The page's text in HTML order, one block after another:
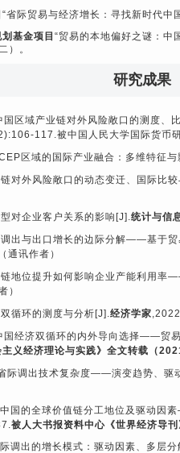
“省际贸易与经济增长：寻找新时代中
基金项目 “贸易的本地偏好之谜：中
）。
研究成果
国区域产业链对外风险敞口的测度
117.被中国人民大学国际货币
区域的国际产业融合：多维特征与
对外风险敞口的动态变迁、国际比
对企业客户关系的影响 [J].统计与信
出与出口增长的边际分解——基于
（通讯作者）
地位提升如何影响企业产能利用率
）
循环的测度与分析 [J].经济学家
国经济双循环的内外导向选择——贸
义经济理论与实践》全文转载（
际调出技术复杂度——演变趋势、驱
中国的全球价值链分工地位及驱动因素
被人大书报资料中心《世界经济导
调出的增长模式：驱动因素、多层